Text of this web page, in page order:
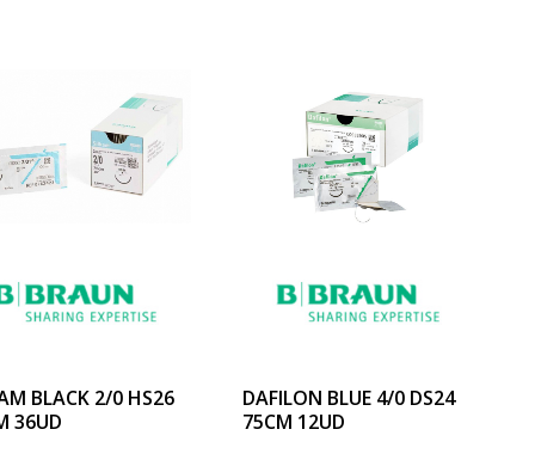
BLACK 2/0 HS26
36UD
DAFILON BLUE 4/0 DS24
75CM 12UD